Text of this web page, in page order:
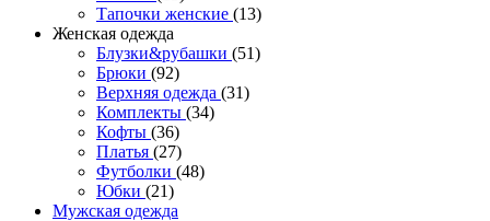
Тапочки женские (13)
Женская одежда
Блузки&рубашки (51)
Брюки (92)
Верхняя одежда (31)
Комплекты (34)
Кофты (36)
Платья (27)
Футболки (48)
Юбки (21)
Мужская одежда